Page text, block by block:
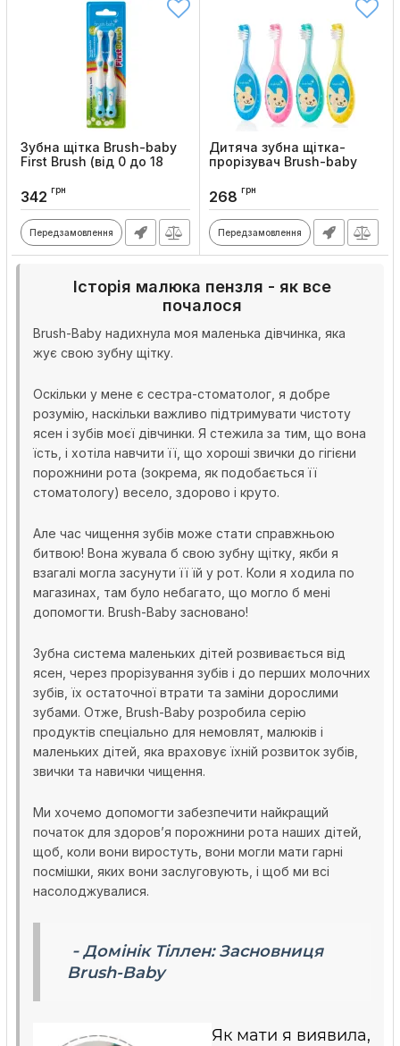
Зубна щітка Brush-baby
First Brush (від 0 до 18
Код товару:
342 грн
Передзамовлення
Дитяча зубна щітка-
прорізувач Brush-baby
років)
Код товару: 1217
268 грн
Передзамовлення
Історія малюка пензля - як все
почалося
Brush-Baby надихнула моя маленька дівчинка, яка
жує свою зубну щітку.
Оскільки у мене є сестра-стоматолог, я добре
розумію, наскільки важливо підтримувати чистоту
ясен і зубів моєї дівчинки. Я стежила за тим, що вона
їсть, і хотіла навчити її, що хороші звички до гігієни
порожнини рота (зокрема, як подобається її
стоматологу) весело, здорово і круто.
Але час чищення зубів може стати справжньою
битвою! Вона жувала б свою зубну щітку, якби я
взагалі могла засунути її їй у рот. Коли я ходила по
магазинах, там було небагато, що могло б мені
допомогти. Brush-Baby засновано!
Зубна система маленьких дітей розвивається від
ясен, через прорізування зубів і до перших молочних
зубів, їх остаточної втрати та заміни дорослими
зубами. Отже, Brush-Baby розробила серію
продуктів спеціально для немовлят, малюків і
маленьких дітей, яка враховує їхній розвиток зубів,
звички та навички чищення.
Ми хочемо допомогти забезпечити найкращий
початок для здоров’я порожнини рота наших дітей,
щоб, коли вони виростуть, вони могли мати гарні
посмішки, яких вони заслуговують, і щоб ми всі
насолоджувалися.
-Домінік Тіллен: Засновниця
Brush-Baby
Як мати я виявила,